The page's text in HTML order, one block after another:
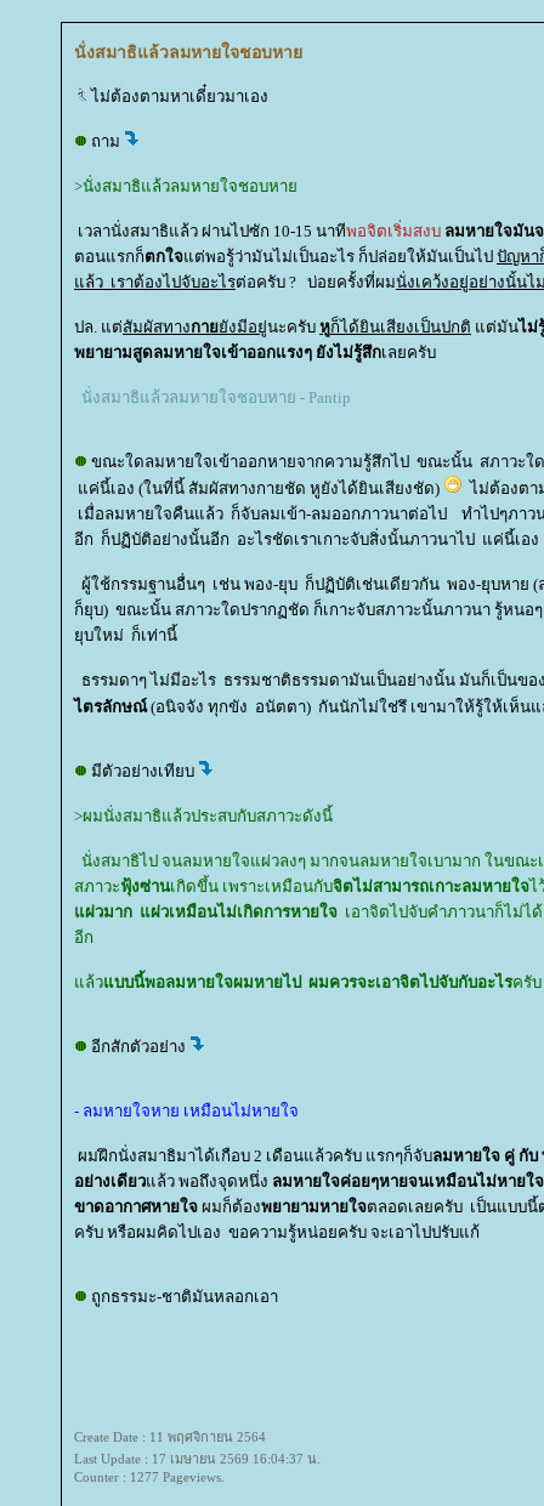
นั่งสมาธิแล้วลมหายใจชอบหา
ไม่ต้องตามหาเดี๋ยวมาเอง
ถาม
>นั่งสมาธิแล้วลมหายใจชอบหา
เวลานั่งสมาธิแล้ว ผ่านไปซัก 10-15 นาทีพอจิตเริ่มสงบ ลมหายใจมันจ
ตอนแรกก็ตกใจต่พอรู้ว่ามันไม่เป็นอะไร ก็ปล่อยให้มันเป็นไป ปัญหา
ล้ว เราต้องไปจับอะไรต่อครับ ? บ่อยครั้งที่ผมนั่งเคว้งอยู่อย่างนั้นไ
ปล. แต่สัมผัสทางกาังมีอยู่นะครับ หูก็ได้ยินเสียงเป็นปกติ ต่มันไม่
พยายามสูดลมหายใจเข้าออกแรงๆ ยังไม่รู้สึกเลยครับ
นั่งสมาธิแล้วลมหายใจชอบหาย - Pantip
ขณะใดลมหายใจเข้าออกหายจากความรู้สึกไป ขณะนั้น สภาวะ
ค่นี้เอง (ในที่นี้ สัมผัสทางกายชัด หูยังได้ยินเสียงชัด)
ไม่ต้องตา
เมื่อลมหายใจคืนแล้ว ก็จับลมเข้า-ลมออกภาวนาต่อไป ทำไปๆภา
อีก ก็ปฏิบัติอย่างนั้นอีก อะไรชัดเราเกาะจับสิ่งนั้นภาวนาไป แค่นี้เ
ผู้ใช้กรรมฐานอื่นๆ เช่น พอง-ยุบ ก็ปฏิบัติเช่นเดียวกัน พอง-ยุบหาย
ก็ยุบ) ขณะนั้น สภาวะใดปรากฏชัด ก็เกาะจับสภาวะนั้นภาวนา รู้หนอ
ุบใหม่ ก็เท่านี้
ธรรมดาๆ ไม่มีอะไร ธรรมชาติธรรมดามันเป็นอย่างนั้น มันก็เป็นข
ไตรลักษณ์(อนิจจัง ทุกขัง อนัตตา) กันนักไม่ใช่รึ เขามาให้รู้ให้เห็น
มีตัวอย่างเทียบ
>ผมนั่งสมาธิแล้วประสบกับสภาวะดังนี้
นั่งสมาธิไป จนลมหายใจแผ่วลงๆ มากจนลมหายใจเบามาก ในขณ
สภาวะฟุ้งซ่านเกิดขึ้น เพราะเหมือนกับจิตไม่สามารถเกาะลมหายใจไ
ผ่วมาก แผ่วเหมือนไม่เกิดการหายใจ เอาจิตไปจับคำภาวนาก็ไม่
อีก
ล้วบบนี้พอลมหายใจผมหายไป ผมควรจะเอาจิตไปจับกับอะไรครั
อีกสักตัวอย่าง
- ลมหายใจหาย เหมือนไม่หายใจ
ผมฝึกนั่งสมาธิมาได้เกือบ 2 เดือนแล้วครับ แรกๆก็จับลมหายใจ คู่ กั
อย่างเดียวล้ว พอถึงจุดหนึ่ง ลมหายใจค่อยๆหายจนเหมือนไม่หายใจ
ขาดอากาศหายใจ ผมก็ต้องพยายามหายใจตลอดเลยครับ เป็นแบบ
ครับ หรือผมคิดไปเอง ขอความรู้หน่อยครับ จะเอาไปปรับแก้
ถูกธรรมะ-ชาติมันหลอกเอา
Create Date : 11 พฤศจิกายน 2564
Last Update : 17 เมษายน 2569 16:04:37 น.
Counter : 1277 Pageviews.